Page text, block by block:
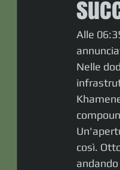
Alle
Nelle
così.